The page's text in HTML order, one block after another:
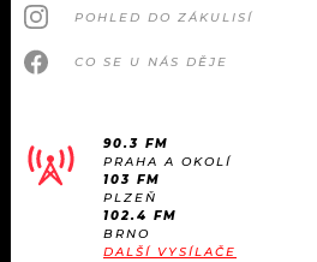
POHLED DO ZÁKULISÍ
CO SE U NÁS DĚJE
90.3 FM
PRAHA A OKOLÍ
103 FM
PLZEŇ
102.4 FM
BRNO
DALŠÍ VYSÍLAČE